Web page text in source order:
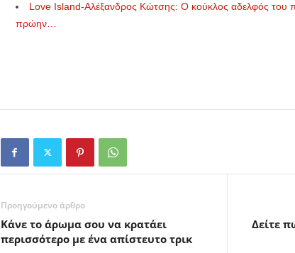
Love Island-Αλέξανδρος Κώτσης: Ο κούκλος αδελφός του
πρώην…
Προηγούμενο άρθρο
Κάνε το άρωμα σου να κρατάει
περισσότερο με ένα απίστευτο τρικ
Δείτε